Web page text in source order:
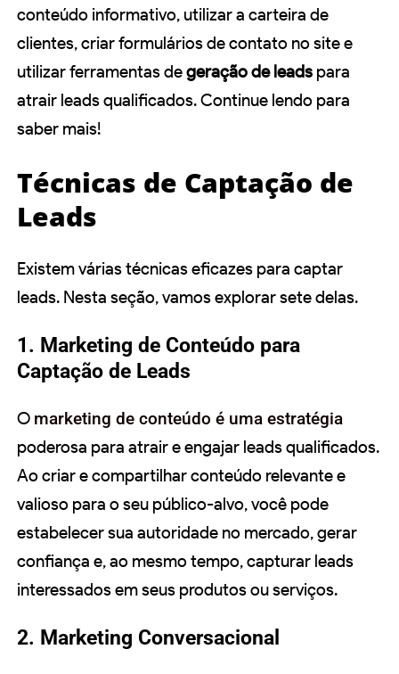
conteúdo informativo, utilizar a carteira de
clientes, criar formulários de contato no site e
utilizar ferramentas degeração de leads para
atrair leads qualificados. Continue lendo para
saber mais!
Técnicas de Captação de
Leads
Existem várias técnicas eficazes para captar
leads. Nesta seção, vamos explorar sete delas.
1. Marketing de Conteúdo para
Captação de Leads
O marketing de conteúdo é uma estratégia
poderosa para atrair e engajar leads qualificados.
Ao criar e compartilhar conteúdo relevante e
valioso para o seu público-alvo, você pode
estabelecer sua autoridade no mercado, gerar
confiança e, ao mesmo tempo, capturar leads
interessados em seus produtos ou serviços.
2. Marketing Conversacional